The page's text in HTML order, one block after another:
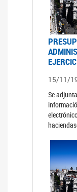
15/11/
Se